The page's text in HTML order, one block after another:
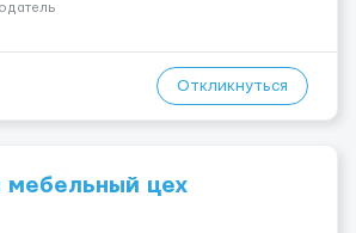
Откликнуться
мебельный цех